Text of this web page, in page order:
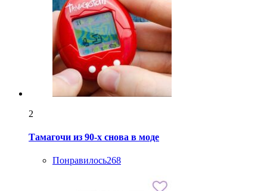
2
Тамагочи из 90-х снова в моде
Понравилось268